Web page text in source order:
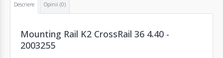
Descriere Opinii (0)
Mounting Rail K2 CrossRail 36 4.40 -
2003255